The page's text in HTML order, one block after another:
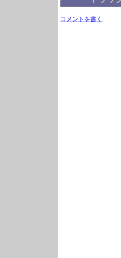
コメントを書く